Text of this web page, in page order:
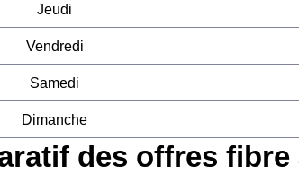
Jeudi
Vendredi
Samedi
Dimanche
des offres fibre